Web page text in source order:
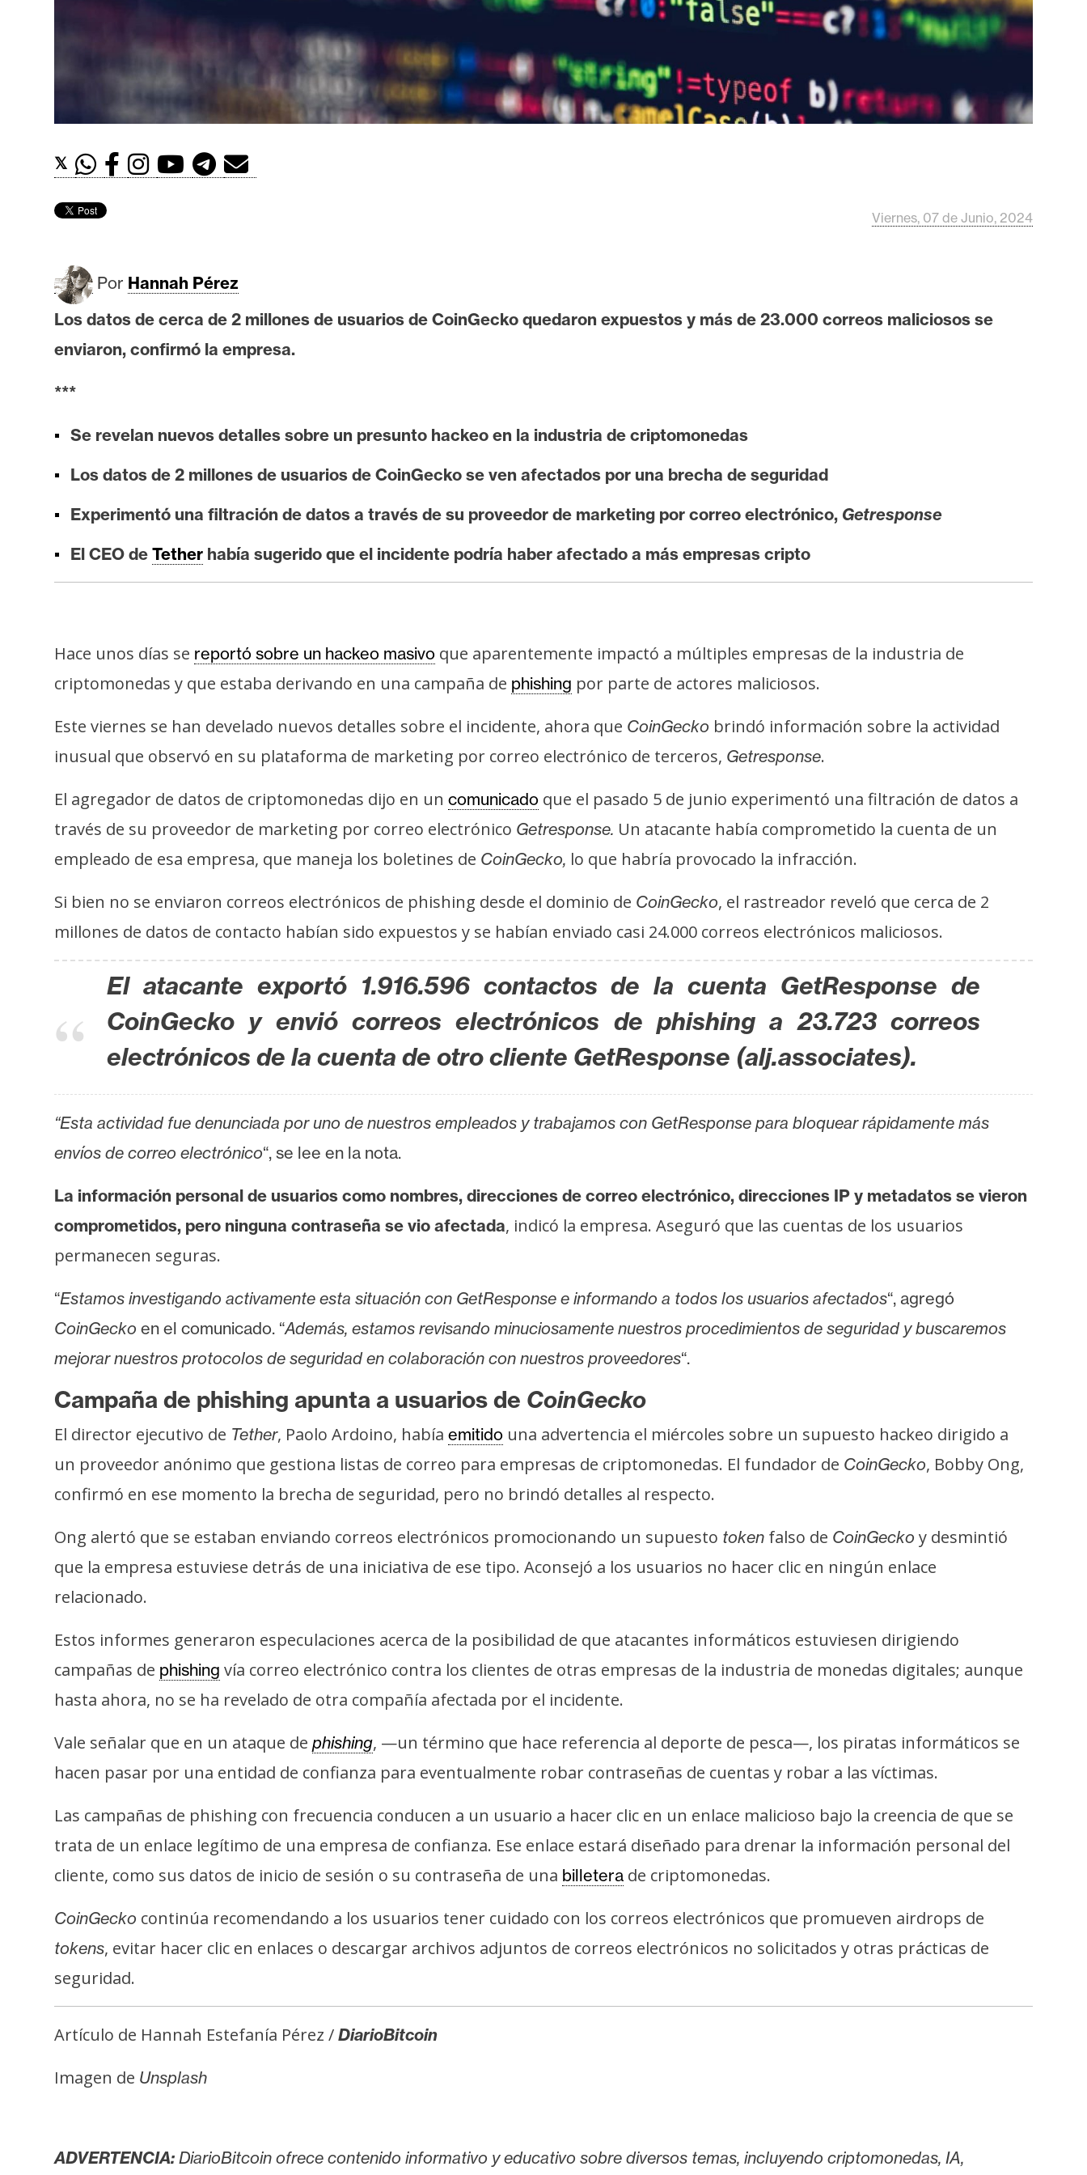
r
u
I
A
n
á
l
s
s
o
a
s
P
e
s
a
e
m
s
R
u
r
o
s
o
t
a
t
o
P
u
b
l
i
a
d
𝕏
Viernes, 07 de Junio, 2024
Por Hannah Pérez
Los datos de cerca de 2 millones de usuarios de CoinGecko quedaron expuestos y más de 23.000 correos maliciosos se
enviaron, confirmó la empresa.
***
Se revelan nuevos detalles sobre un presunto hackeo en la industria de criptomonedas
Los datos de 2 millones de usuarios de CoinGecko se ven afectados por una brecha de seguridad
Experimentó una filtración de datos a través de su proveedor de marketing por correo electrónico, Getresponse
El CEO de Tether había sugerido que el incidente podría haber afectado a más empresas cripto
Hace unos días se reportó sobre un hackeo masivo que aparentemente impactó a múltiples empresas de la industria de
criptomonedas y que estaba derivando en una campaña de phishing por parte de actores maliciosos.
Este viernes se han develado nuevos detalles sobre el incidente, ahora que CoinGecko brindó información sobre la actividad
inusual que observó en su plataforma de marketing por correo electrónico de terceros, Getresponse.
El agregador de datos de criptomonedas dijo en un comunicado que el pasado 5 de junio experimentó una filtración de datos a
través de su proveedor de marketing por correo electrónico Getresponse. Un atacante había comprometido la cuenta de un
empleado de esa empresa, que maneja los boletines de CoinGecko, lo que habría provocado la infracción.
Si bien no se enviaron correos electrónicos de phishing desde el dominio de CoinGecko, el rastreador reveló que cerca de 2
millones de datos de contacto habían sido expuestos y se habían enviado casi 24.000 correos electrónicos maliciosos.
El atacante exportó 1.916.596 contactos de la cuenta GetResponse de
CoinGecko y envió correos electrónicos de phishing a 23.723 correos
electrónicos de la cuenta de otro cliente GetResponse (alj.associates).
“Esta actividad fue denunciada por uno de nuestros empleados y trabajamos con GetResponse para bloquear rápidamente más
envíos de correo electrónico“, se lee en la nota.
La información personal de usuarios como nombres, direcciones de correo electrónico, direcciones IP y metadatos se vieron
comprometidos, pero ninguna contraseña se vio afectada, indicó la empresa. Aseguró que las cuentas de los usuarios
permanecen seguras.
“Estamos investigando activamente esta situación con GetResponse e informando a todos los usuarios afectados“, agregó
CoinGecko en el comunicado. “Además, estamos revisando minuciosamente nuestros procedimientos de seguridad y buscaremos
mejorar nuestros protocolos de seguridad en colaboración con nuestros proveedores“.
Campaña de phishing apunta a usuarios de CoinGecko
El director ejecutivo de Tether, Paolo Ardoino, había emitido una advertencia el miércoles sobre un supuesto hackeo dirigido a
un proveedor anónimo que gestiona listas de correo para empresas de criptomonedas. El fundador de CoinGecko, Bobby Ong,
confirmó en ese momento la brecha de seguridad, pero no brindó detalles al respecto.
Ong alertó que se estaban enviando correos electrónicos promocionando un supuesto token falso de CoinGecko y desmintió
que la empresa estuviese detrás de una iniciativa de ese tipo. Aconsejó a los usuarios no hacer clic en ningún enlace
relacionado.
Estos informes generaron especulaciones acerca de la posibilidad de que atacantes informáticos estuviesen dirigiendo
campañas de phishing vía correo electrónico contra los clientes de otras empresas de la industria de monedas digitales; aunque
hasta ahora, no se ha revelado de otra compañía afectada por el incidente.
Vale señalar que en un ataque de phishing, —un término que hace referencia al deporte de pesca—, los piratas informáticos se
hacen pasar por una entidad de confianza para eventualmente robar contraseñas de cuentas y robar a las víctimas.
Las campañas de phishing con frecuencia conducen a un usuario a hacer clic en un enlace malicioso bajo la creencia de que se
trata de un enlace legítimo de una empresa de confianza. Ese enlace estará diseñado para drenar la información personal del
cliente, como sus datos de inicio de sesión o su contraseña de una billetera de criptomonedas.
CoinGecko continúa recomendando a los usuarios tener cuidado con los correos electrónicos que promueven airdrops de
tokens, evitar hacer clic en enlaces o descargar archivos adjuntos de correos electrónicos no solicitados y otras prácticas de
seguridad.
Artículo de Hannah Estefanía Pérez / DiarioBitcoin
Imagen de Unsplash
ADVERTENCIA: DiarioBitcoin ofrece contenido informativo y educativo sobre diversos temas, incluyendo criptomonedas, IA,